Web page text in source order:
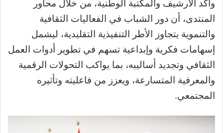
وأكد الأرشيف والمكتبة الوطنية، من خلال محاور
المنتدى، أن دور الشباب في الفعاليات الثقافية
والتنموية يتجاوز الأطر التنفيذية التقليدية، ليشمل
إسهامات فكرية وإبداعية تسهم في تطوير أدوات العمل
الثقافي وتجديد أساليبه، بما يواكب التحولات الرقمية
والمعرفية المتسارعة، ويعزز من فاعليته وتأثيره
المجتمعي.